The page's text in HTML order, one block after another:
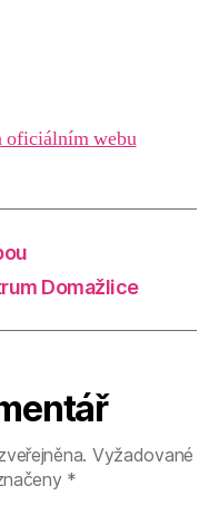
oficiálním webu
Domažlice
Vyžadované
*